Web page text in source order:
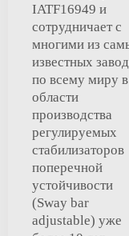
IATF16949 и
сотрудничает с
многими из
известных
по всему миру в
области
производства
регулируемых
стабилизаторов
поперечной
устойчивости
(Sway bar
adjustable) уже